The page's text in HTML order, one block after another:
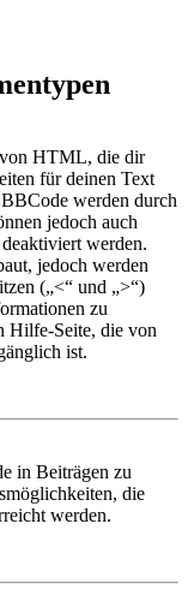
von HTML, die dir
für deinen Text
werden durch
jedoch auch
werden.
jedoch werden
(„<“ und „>“)
zu
Hilfe-Seite, die von
ist.
in Beiträgen zu
die
werden.